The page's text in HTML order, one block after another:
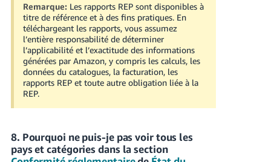
Remarque: Les rapports REP sont disponibles à
titre de référence et à des fins pratiques. En
téléchargeant les rapports, vous assumez
l’entière responsabilité de déterminer
l’applicabilité et l’exactitude des informations
générées par Amazon, y compris les calculs, les
données du catalogues, la facturation, les
rapports REP et toute autre obligation liée à la
REP.
8. Pourquoi ne puis-je pas voir tous les
pays et catégories dans la section